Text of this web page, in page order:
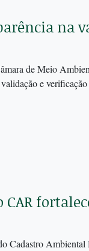
na
de Meio
e
Cadastro